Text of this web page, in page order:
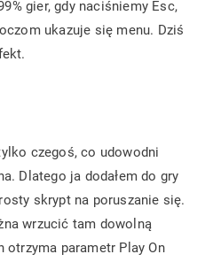
gier, gdy naciśniemy Esc,
ukazuje się menu. Dziś
czegoś, co udowodni
Dlatego ja dodałem do gry
skrypt na poruszanie się.
wrzucić tam dowolną
otrzyma parametr Play On